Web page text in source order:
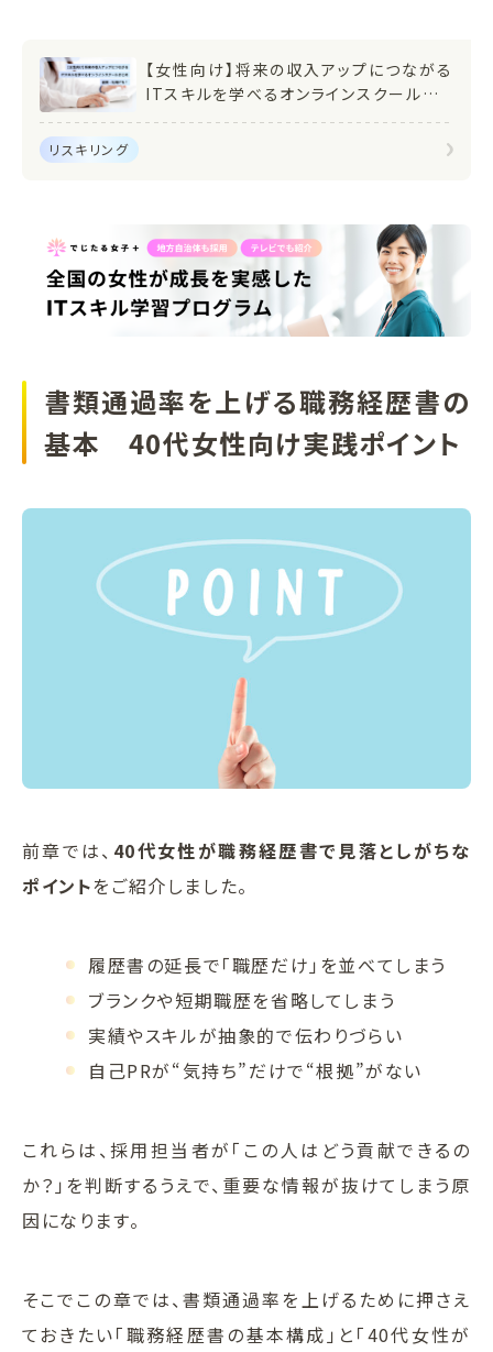
【女性向け】将来の収入アップにつながる
ITスキルを学べるオンラインスクールまと
め 副業・転職にも！
リスキリング
書類通過率を上げる職務経歴書の
基本 40代女性向け実践ポイント
前章では、 40代女性が職務経歴書で見落としがちな
ポイントをご紹介しました。
履歴書の延長で「職歴だけ」を並べてしまう
ブランクや短期職歴を省略してしまう
実績やスキルが抽象的で伝わりづらい
自己PRが“気持ち”だけで“根拠”がない
これらは、採用担当者が「この人はどう貢献できるの
か？」を判断するうえで、重要な情報が抜けてしまう原
因になります。
そこでこの章では、書類通過率を上げるために押さえ
ておきたい「職務経歴書の基本構成」と「40代女性が